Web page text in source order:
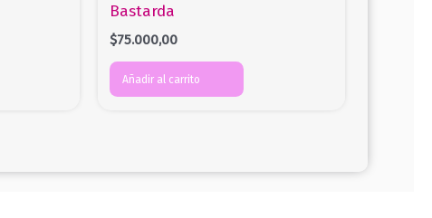
Bastarda
$75.000,00
Añadir al carrito